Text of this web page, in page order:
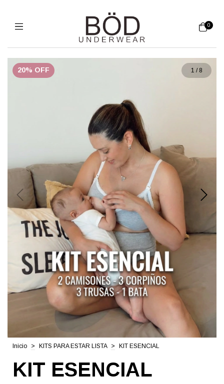
0
20% OFF 1 / 8
Inicio > KITS PARA ESTAR LISTA > KIT ESENCIAL
KIT ESENCIAL